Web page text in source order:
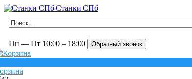
Станки СПб
Пн — Пт 10:00 – 18:00 Обратный звонок